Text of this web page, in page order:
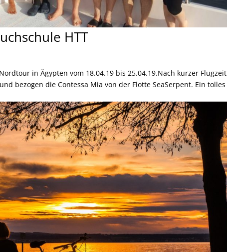
HTT
in Ägypten vom 18.04.19 bis 25.04.19.Nach kurzer Flugzeit
bezogen die Contessa Mia von der Flotte SeaSerpent. Ein tolles